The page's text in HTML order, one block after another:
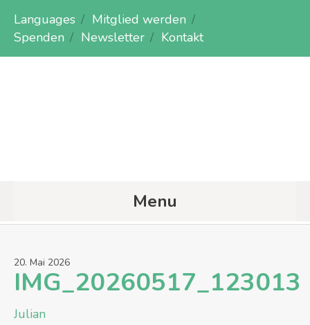
Languages
Mitglied werden
Spenden
Newsletter Kontakt
Menu
20. Mai 2026
IMG_20260517_123013
Julian